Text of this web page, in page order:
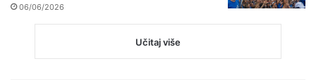
06/06/2026
Učitaj više